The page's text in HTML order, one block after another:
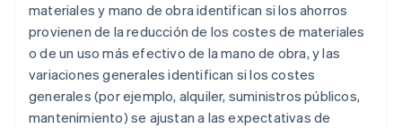
materiales y mano de obra identifican si los ahorros
provienen de la reducción de los costes de materiales
o de un uso más efectivo de la mano de obra, y las
variaciones generales identifican si los costes
generales (por ejemplo, alquiler, suministros públicos,
mantenimiento) se ajustan a las expectativas de